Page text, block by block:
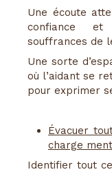
Une écoute
confiance et
souffrances de
Une sorte
où l’aidant se
pour exprimer
Évacuer
charge
Identifier tout